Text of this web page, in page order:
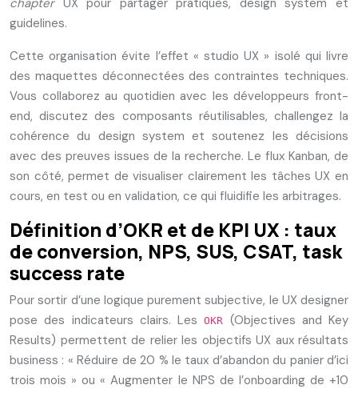
chapterUX pour partager pratiques, design system et
guidelines.
Cette organisation évite l’effet « studio UX » isolé qui livre
des maquettes déconnectées des contraintes techniques.
Vous collaborez au quotidien avec les développeurs front-
end, discutez des composants réutilisables, challengez la
cohérence du design system et soutenez les décisions
avec des preuves issues de la recherche. Le flux Kanban, de
son côté, permet de visualiser clairement les tâches UX en
cours, en test ou en validation, ce qui fluidifie les arbitrages.
Définition d’OKR et de KPI UX : taux
de conversion, NPS, SUS, CSAT, task
success rate
Pour sortir d’une logique purement subjective, le UX designer
pose des indicateurs clairs. LesOKR (Objectives and Key
Results) permettent de relier les objectifs UX aux résultats
business : « Réduire de 20 % le taux d’abandon du panier d’ici
trois mois » ou « Augmenter le NPS de l’onboarding de +10